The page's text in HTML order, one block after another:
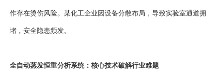
作存在烫伤风险。某化工企业因设备分散布局，导致实验室通道拥
堵，安全隐患频发。
全自动蒸发恒重分析系统：核心技术破解行业难题